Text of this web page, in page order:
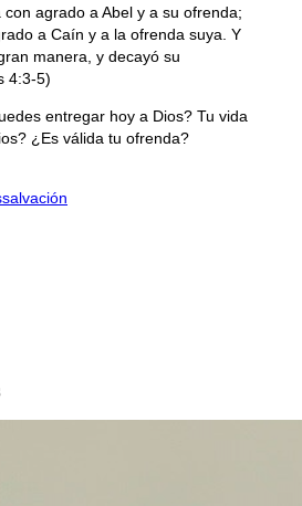
agrado a Abel y a su ofrenda;
a Caín y a la ofrenda suya. Y
manera, y decayó su
4:3-5)
entregar hoy a Dios? Tu vida
¿Es válida tu ofrenda?
salvación